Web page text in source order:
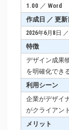
1.00 ／ Word
作成日 ／ 更新
2026年6月8日
特徴
デザイン成果
を明確化できる
利用シーン
企業がデザイ
がクライアン
メリット